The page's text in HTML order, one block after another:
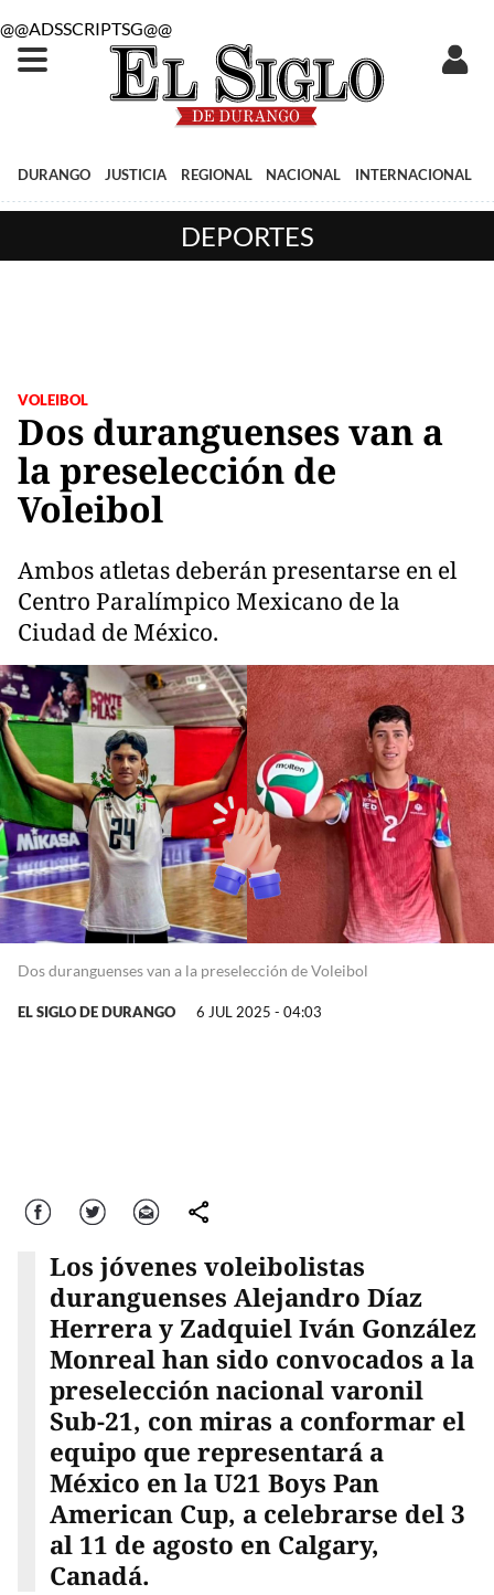
@@ADSSCRIPTSG@@
DURANGO JUSTICIA REGIONAL NACIONAL INTERNACIONAL
DEPORTES
VOLEIBOL
Dos duranguenses van a
la preselección de
Voleibol
Ambos atletas deberán presentarse en el
Centro Paralímpico Mexicano de la
Ciudad de México.
Dos duranguenses van a la preselección de Voleibol
EL SIGLO DE DURANGO 6 JUL 2025 - 04:03
Facebook Twitter Correo comparte
Los jóvenes voleibolistas
duranguenses Alejandro Díaz
Herrera y Zadquiel Iván González
Monreal han sido convocados a la
preselección nacional varonil
Sub-21, con miras a conformar el
equipo que representará a
México en la U21 Boys Pan
American Cup, a celebrarse del 3
al 11 de agosto en Calgary,
Canadá.